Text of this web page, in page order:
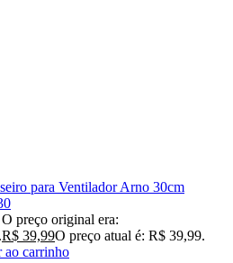
para Ventilador Arno 30cm
O preço original era:
R$ 39,99O preço atual é: R$ 39,99.
ao carrinho